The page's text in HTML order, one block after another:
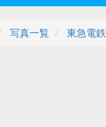
写真一覧 東急電鉄